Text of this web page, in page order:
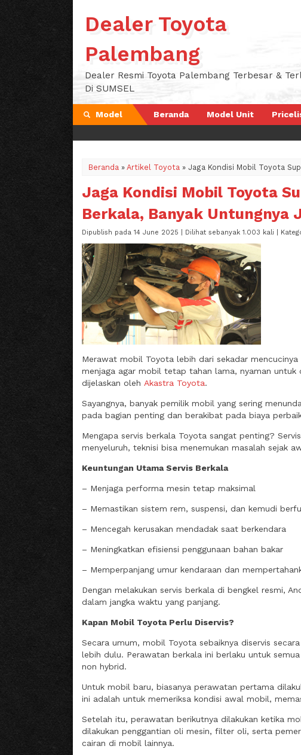
Dealer Toyota
Palembang
Dealer Resmi Toyota Palembang Terbesar &
Di SUMSEL
Model Beranda Model Unit
Beranda » Artikel Toyota » Jaga Kondisi Mobil Toyota
Jaga Kondisi Mobil Toyota
Berkala, Banyak Untungnya
Dipublish pada 14 June 2025 | Dilihat sebanyak 1.003 kali |
Merawat mobil Toyota lebih dari sekadar
menjaga agar mobil tetap tahan lama, nyaman untuk
dijelaskan oleh Akastra Toyota.
Sayangnya, banyak pemilik mobil yang sering
pada bagian penting dan berakibat pada biaya
Mengapa servis berkala Toyota sangat penting?
menyeluruh, teknisi bisa menemukan masalah sejak
Keuntungan Utama Servis Berkala
– Menjaga performa mesin tetap maksimal
– Memastikan sistem rem, suspensi, dan kemudi
– Mencegah kerusakan mendadak saat berkendara
– Meningkatkan efisiensi penggunaan bahan bakar
– Memperpanjang umur kendaraan dan
Dengan melakukan servis berkala di bengkel resmi,
dalam jangka waktu yang panjang.
Kapan Mobil Toyota Perlu Diservis?
Secara umum, mobil Toyota sebaiknya diservis
lebih dulu. Perawatan berkala ini berlaku untuk
non hybrid.
Untuk mobil baru, biasanya perawatan pertama
ini adalah untuk memeriksa kondisi awal mobil,
Setelah itu, perawatan berikutnya dilakukan ketika
dilakukan penggantian oli mesin, filter oli, serta
cairan di mobil lainnya.